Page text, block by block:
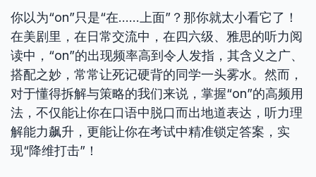
你以为“on”只是“在……上面”？那你就太小看它了！
在美剧里，在日常交流中，在四六级、雅思的听力阅
读中，“on”的出现频率高到令人发指，其含义之广、
搭配之妙，常常让死记硬背的同学一头雾水。然而，
对于懂得拆解与策略的我们来说，掌握“on”的高频用
法，不仅能让你在口语中脱口而出地道表达，听力理
解能力飙升，更能让你在考试中精准锁定答案，实
现“降维打击”！